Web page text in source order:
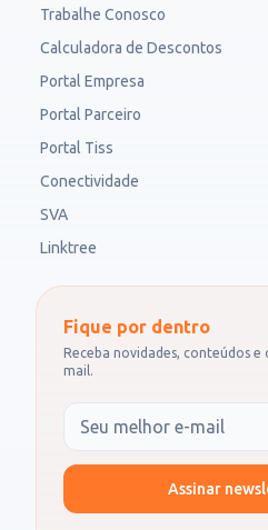
Trabalhe Conosco
Calculadora de Descontos
Portal Empresa
Portal Parceiro
Portal Tiss
Conectividade
SVA
Linktree
Fique por dentro
Receba novidades, conteúdos
mail.
Seu e-mail
Assinar